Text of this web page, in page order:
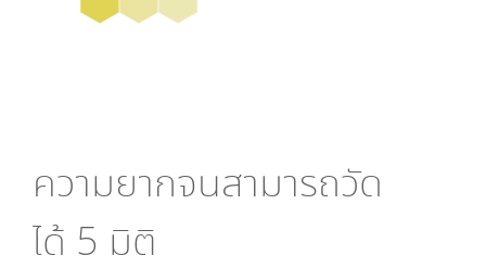
ความยากจนสามารถวัด
ได้ 5 มิติ